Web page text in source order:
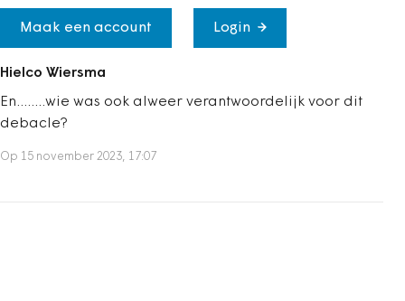
Maak een account Login
Hielco Wiersma
En........wie was ook alweer verantwoordelijk voor dit
debacle?
Op 15 november 2023, 17:07